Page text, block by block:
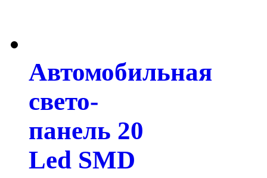
Автомобильная
свето-
панель 20
Led SMD